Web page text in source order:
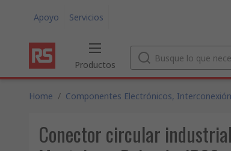
Apoyo Servicios
Productos
Home / Componentes Electrónicos,
Conector circular